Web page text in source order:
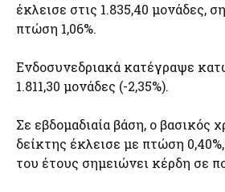
έκλεισε στις 1.835,40 μονάδες,
πτώση 1,06%.
Ενδοσυνεδριακά κατέγραψε
1.811,30 μονάδες (-2,35%).
Σε εβδομαδιαία βάση, ο βασικός
δείκτης έκλεισε με πτώση
του έτους σημειώνει κέρδη σε